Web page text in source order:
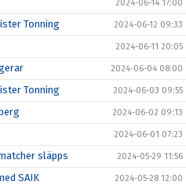
2024-06-14 17:00
Tonning 2024-06-12 09:33
2024-06-11 20:05
2024-06-04 08:00
Tonning 2024-06-03 09:55
2024-06-02 09:13
2024-06-01 07:23
släpps 2024-05-29 11:56
SAIK 2024-05-28 12:00